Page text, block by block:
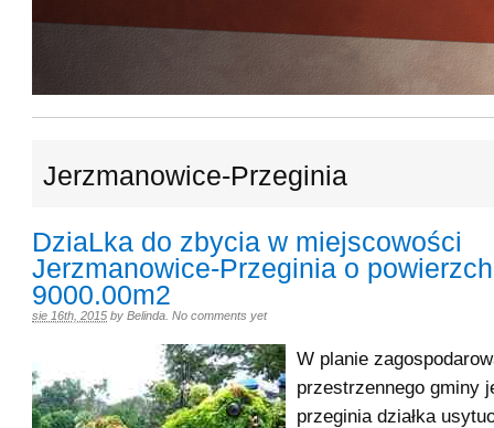
Jerzmanowice-Przeginia
DziaLka do zbycia w miejscowości
Jerzmanowice-Przeginia o
9000.00m2
sie 16th, 2015 by Belinda No comments yet
W planie
przestrzennego gminy
przeginia działka